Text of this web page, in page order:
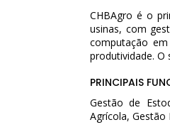
CHBAgro é o
usinas, com
computação
produtividade.
PRINCIPAIS
Gestão de
Agrícola, Gestão